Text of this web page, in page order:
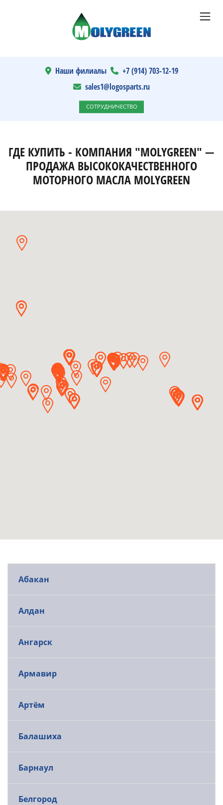
Наши филиалы
+7 (914) 703-12-19
sales1@logosparts.ru
СОТРУДНИЧЕСТВО
ГДЕ КУПИТЬ - КОМПАНИЯ "MOLYGREEN" —
ПРОДАЖА ВЫСОКОКАЧЕСТВЕННОГО
МОТОРНОГО МАСЛА MOLYGREEN
Абакан
Алдан
Ангарск
Армавир
Артём
Балашиха
Барнаул
Белгород